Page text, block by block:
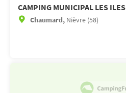
CAMPING MUNICIPAL LES ILES
Chaumard, Nièvre (58)